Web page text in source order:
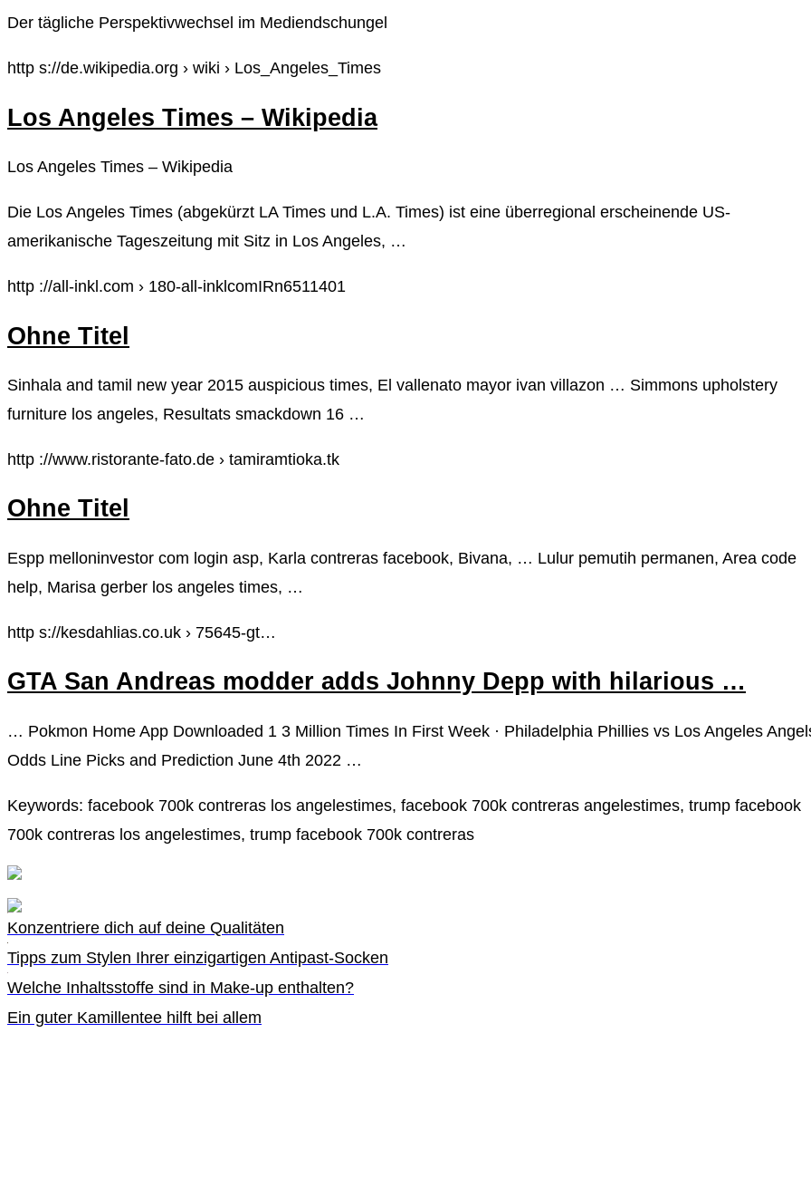
Der tägliche Perspektivwechsel im Mediendschungel
http s://de.wikipedia.org › wiki › Los_Angeles_Times
Los Angeles Times – Wikipedia
Los Angeles Times – Wikipedia
Die Los Angeles Times (abgekürzt LA Times und L.A. Times) ist eine überregional erscheinende US-
amerikanische Tageszeitung mit Sitz in Los Angeles, …
http ://all-inkl.com › 180-all-inklcomIRn6511401
Ohne Titel
Sinhala and tamil new year 2015 auspicious times, El vallenato mayor ivan villazon … Simmons upholstery
furniture los angeles, Resultats smackdown 16 …
http ://www.ristorante-fato.de › tamiramtioka.tk
Ohne Titel
Espp melloninvestor com login asp, Karla contreras facebook, Bivana, … Lulur pemutih permanen, Area code
help, Marisa gerber los angeles times, …
http s://kesdahlias.co.uk › 75645-gt…
GTA San Andreas modder adds Johnny Depp with hilarious …
… Pokmon Home App Downloaded 1 3 Million Times In First Week · Philadelphia Phillies vs Los Angeles
Odds Line Picks and Prediction June 4th 2022 …
Keywords: facebook 700k contreras los angelestimes, facebook 700k contreras angelestimes, trump facebook
700k contreras los angelestimes, trump facebook 700k contreras
Konzentriere dich auf deine Qualitäten
Tipps zum Stylen Ihrer einzigartigen Antipast-Socken
Welche Inhaltsstoffe sind in Make-up enthalten?
Ein guter Kamillentee hilft bei allem